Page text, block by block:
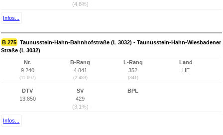
(4,8%)
Infos...
B 275 Taunusstein-Hahn-Bahnhofstraße (L 3032) - Taunusstein-Hahn-Wiesbadener
Straße (L 3032)
Nr.
9.240
(11.697)
B-Rang
4.841
(2.483)
L-Rang
352
(341)
Land
HE
DTV
13.850
SV
429
(3,1%)
BPL
Infos...